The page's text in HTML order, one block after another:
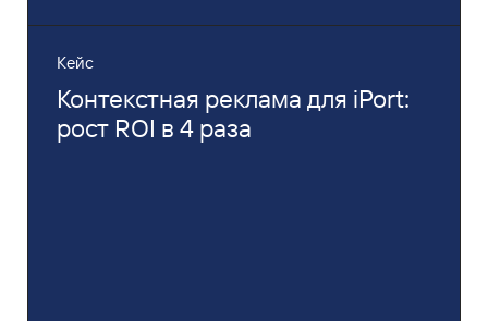
Кейс
Контекстная реклама для iPort:
рост ROI в 4 раза